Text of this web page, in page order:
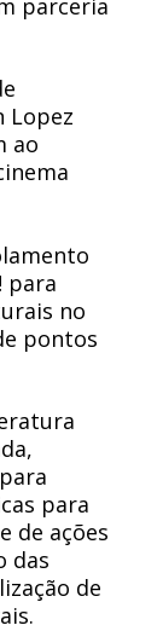
Lopez
ao
para
no
pontos
para
de ações
das
de